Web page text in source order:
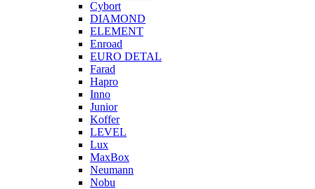
Cybort
DIAMOND
ELEMENT
Enroad
EURO DETAL
Farad
Hapro
Inno
Junior
Koffer
LEVEL
Lux
MaxBox
Neumann
Nobu